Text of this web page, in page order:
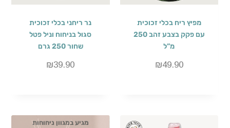
מפיץ ריח בכלי זכוכית
עם פקק בצבע זהב 250
מ”ל
₪49.90
נר ריחני בכלי זכוכית
סגול בניחוח וניל פטל
שחור 250 גרם
₪39.90
מגיע במגוון ניחוחות